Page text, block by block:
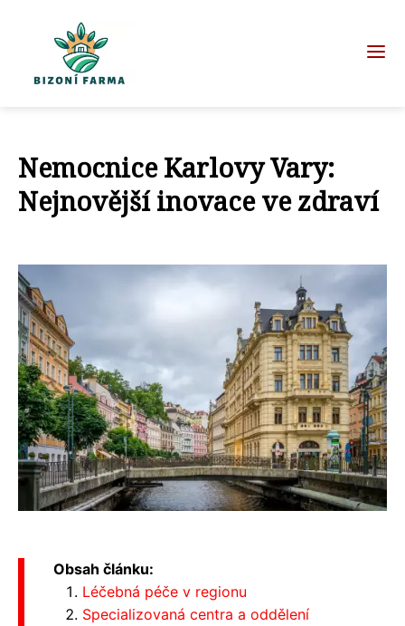
Nemocnice Karlovy Vary:
Nejnovější inovace ve zdraví
Obsah článku:
Léčebná péče v regionu
Specializovaná centra a oddělení